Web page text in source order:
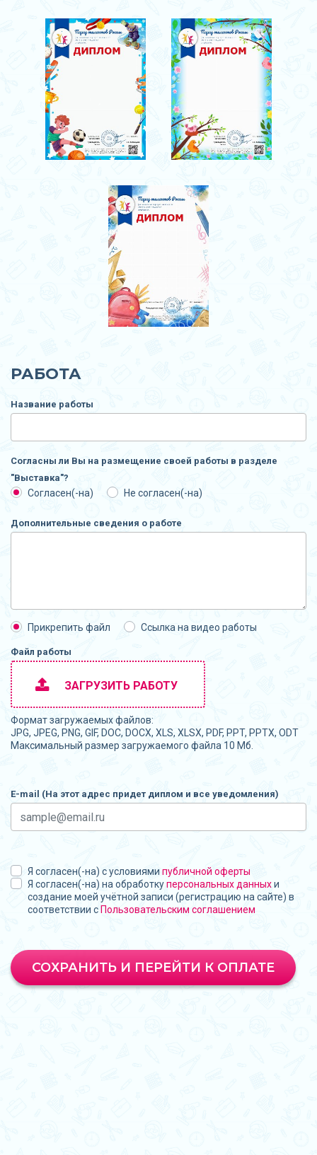
РАБОТА
Название работы
Согласны ли Вы на размещение своей работы в разделе
"Выставка"?
Согласен(-на) Не согласен(-на)
Дополнительные сведения о работе
Прикрепить файл Ссылка на видео работы
Файл работы
ЗАГРУЗИТЬ РАБОТУ
Формат загружаемых файлов:
JPG, JPEG, PNG, GIF, DOC, DOCX, XLS, XLSX, PDF, PPT, PPTX, ODT
Максимальный размер загружаемого файла 10 Мб.
E-mail (На этот адрес придет диплом и все уведомления)
Я согласен(-на) с условиями публичной оферты
Я согласен(-на) на обработкуперсональных данныхи
создание моей учётной записи (регистрацию на сайте) в
соответствии с Пользовательским соглашением
СОХРАНИТЬ И ПЕРЕЙТИ К ОПЛАТЕ